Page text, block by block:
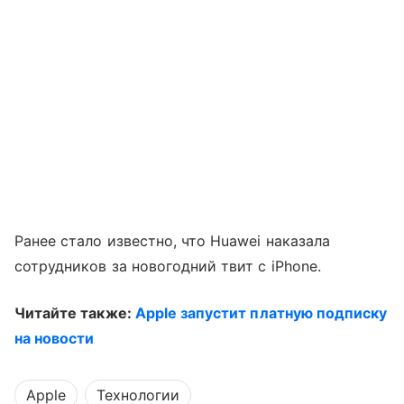
Ранее стало известно, что Huawei наказала
сотрудников за новогодний твит с iPhone.
Читайте также: Apple запустит платную подписку
на новости
Apple Технологии